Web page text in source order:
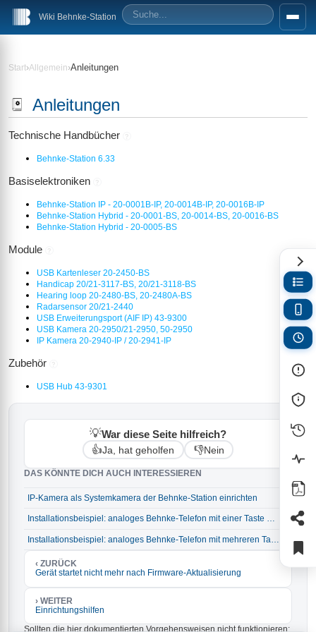
Wiki Behnke-Station
Start›Allgemein›Anleitungen
Anleitungen
Technische Handbücher
Behnke-Station 6.33
Basiselektroniken
Behnke-Station IP - 20-0001B-IP, 20-0014B-IP, 20-0016B-IP
Behnke-Station Hybrid - 20-0001-BS, 20-0014-BS, 20-0016-BS
Behnke-Station Hybrid - 20-0005-BS
Module
USB Kartenleser 20-2450-BS
Handicap 20/21-3117-BS, 20/21-3118-BS
Hearing loop 20-2480-BS, 20-2480A-BS
Radarsensor 20/21-2440
USB Erweiterungsport (AIF IP) 43-9300
USB Kamera 20-2950/21-2950, 50-2950
IP Kamera 20-2940-IP / 20-2941-IP
Zubehör
USB Hub 43-9301
💡War diese Seite hilfreich?
👍Ja, hat geholfen 👎Nein
DAS KÖNNTE DICH AUCH INTERESSIEREN
IP-Kamera als Systemkamera der Behnke-Station einrichten
Installationsbeispiel: analoges Behnke-Telefon mit einer Taste und IP-Kamera
Installationsbeispiel: analoges Behnke-Telefon mit mehreren Tasten und IP-Kamera
‹ ZURÜCK
Gerät startet nicht mehr nach Firmware-Aktualisierung
› WEITER
Einrichtungshilfen
Sollten die hier dokumentierten Vorgehensweisen nicht funktionieren: